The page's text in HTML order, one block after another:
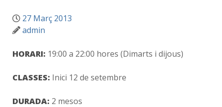
27 Març 2013
admin
HORARI: 19:00 a 22:00 hores (Dimarts i dijous)
CLASSES: Inici 12 de setembre
DURADA: 2 mesos